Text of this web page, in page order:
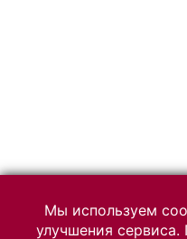
Мы используем
улучшения